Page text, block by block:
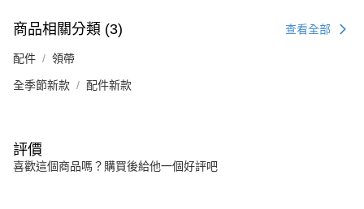
商品相關分類 (3) 查看全部
配件 領帶
全季節新款 配件新款
評價
喜歡這個商品嗎？購買後給他一個好評吧